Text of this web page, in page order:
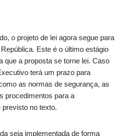
o projeto de lei agora segue para
Este é o último estágio
que a proposta se torne lei. Caso
terá um prazo para
as normas de segurança, as
procedimentos para a
no texto.
seja implementada de forma